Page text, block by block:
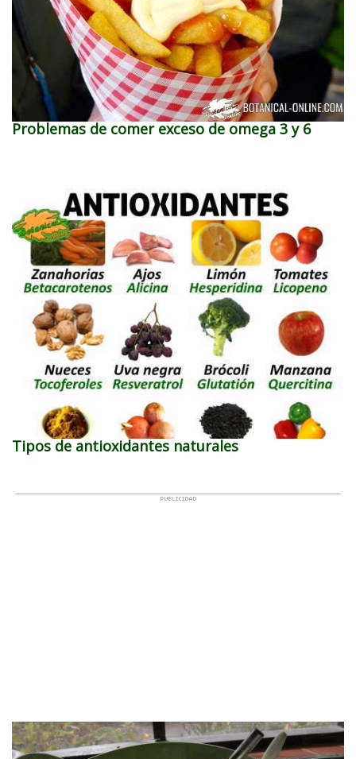
Problemas de comer exceso de omega 3 y 6
Tipos de antioxidantes naturales